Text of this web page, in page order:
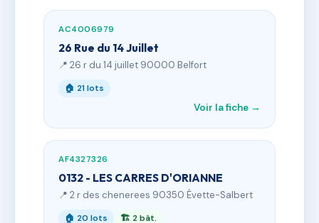
AC4006979
26 Rue du 14 Juillet
📍 26 r du 14 juillet 90000 Belfort
🏠 21 lots
Voir la fiche →
AF4327326
0132 - LES CARRES D'ORIANNE
📍 2 r des chenerees 90350 Évette-Salbert
🏠 20 lots 🏗 2 bât.